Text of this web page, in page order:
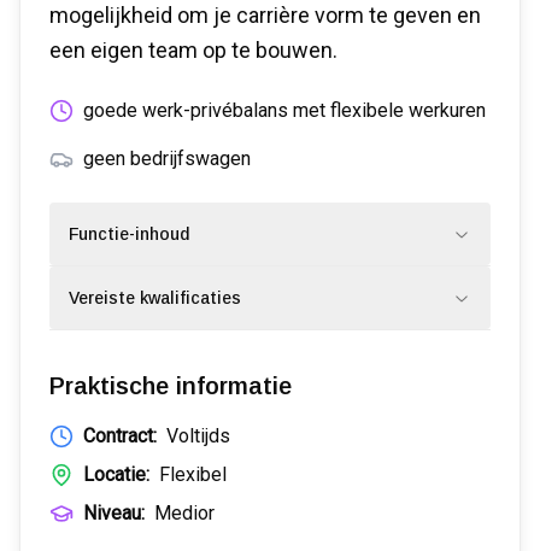
mogelijkheid om je carrière vorm te geven en
een eigen team op te bouwen.
goede werk-privébalans met flexibele werkuren
geen bedrijfswagen
Functie-inhoud
Vereiste kwalificaties
Praktische informatie
Contract: Voltijds
Locatie: Flexibel
Niveau: Medior